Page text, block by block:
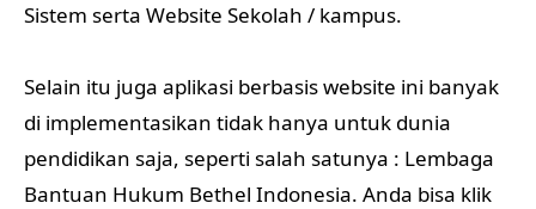
Sistem serta Website Sekolah / kampus.
Selain itu juga aplikasi berbasis website ini banyak
di implementasikan tidak hanya untuk dunia
pendidikan saja, seperti salah satunya : Lembaga
Bantuan Hukum Bethel Indonesia. Anda bisa klik